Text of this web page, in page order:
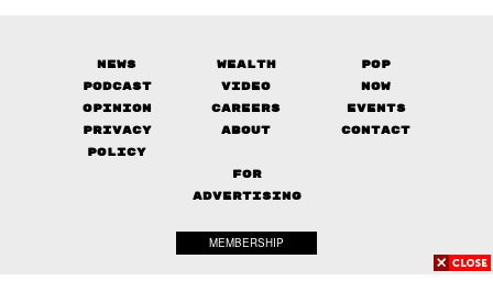
News Wealth
Pop
Podcast
Video
Now
Opinion
Careers
Events
Privacy
Policy
About Contact
FOR
ADVERTISING
MEMBERSHIP